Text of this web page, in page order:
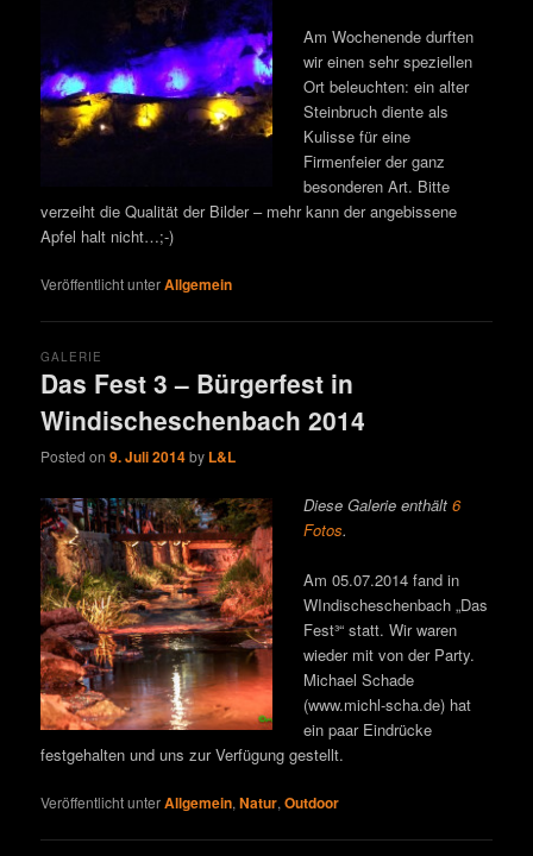
Am Wochenende durften
wir einen sehr speziellen
Ort beleuchten: ein alter
Steinbruch diente als
Kulisse für eine
Firmenfeier der ganz
besonderen Art. Bitte
verzeiht die Qualität der Bilder – mehr kann der angebissene
Apfel halt nicht…;-)
Veröffentlicht unterAllgemein
Das Fest 3 – Bürgerfest in
Windischeschenbach 2014
GALERIE
Posted on9. Juli 2014by L&L
Diese Galerie enthält6
Fotos.
Am 05.07.2014 fand in
WIndischeschenbach „Das
Fest³“ statt. Wir waren
wieder mit von der Party.
Michael Schade
(www.michl-scha.de) hat
ein paar Eindrücke
festgehalten und uns zur Verfügung gestellt.
Veröffentlicht unterAllgemein,Natur,Outdoor